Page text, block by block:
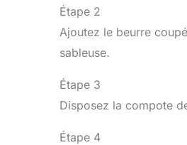
Étape 2
Ajoutez le beurre
sableuse.
Étape 3
Disposez la compote
Étape 4